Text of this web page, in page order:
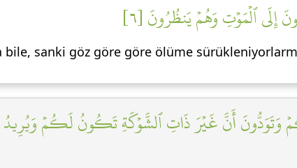
إِلَى ٱلۡمَوۡتِ وَهُمۡ يَنظُرُونَ [٦]
bile, sanki göz göre göre ölüme
وَتَوَدُّونَ أَنَّ غَيۡرَ ذَاتِ ٱلشَّوۡكَةِ تَكُونُ لَكُمۡ وَيُرِيدُ